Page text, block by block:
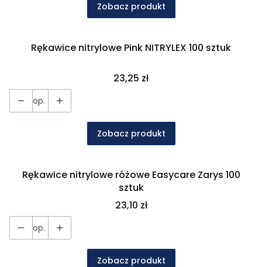
Zobacz produkt
Rękawice nitrylowe Pink NITRYLEX 100 sztuk
Cena
23,25 zł
op.
Zobacz produkt
Rękawice nitrylowe różowe Easycare Zarys 100
sztuk
Cena
23,10 zł
op.
Zobacz produkt